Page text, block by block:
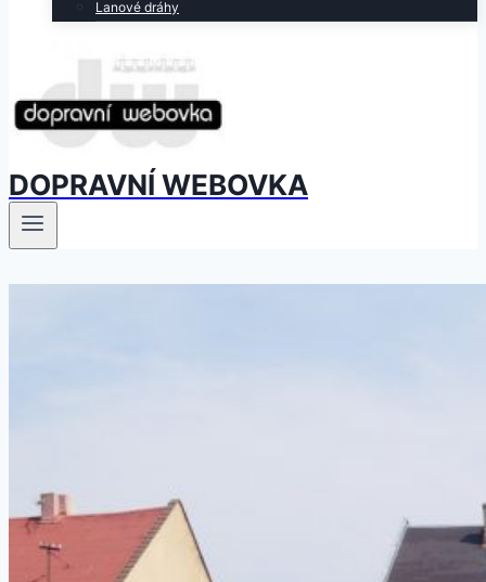
Lanové dráhy
DOPRAVNÍ WEBOVKA